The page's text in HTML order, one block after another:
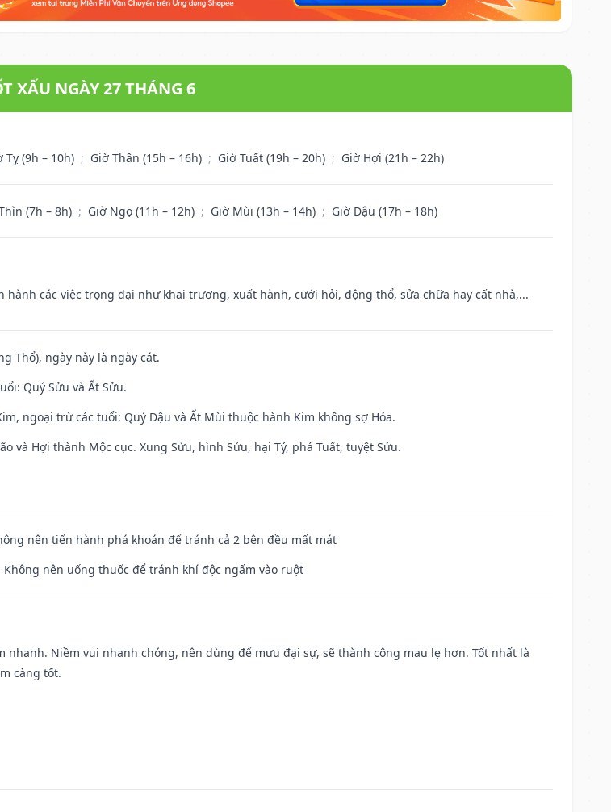
XẤU NGÀY 27 THÁNG 6
Tỵ (9h – 10h) ; Giờ Thân (15h – 16h) ; Giờ Tuất (19h – 20h) ; Giờ Hợi (21h – 22h)
(7h – 8h) ; Giờ Ngọ (11h – 12h) ; Giờ Mùi (13h – 14h) ; Giờ Dậu (17h – 18h)
hành các việc trọng đại như khai trương, xuất hành, cưới hỏi, động thổ, sửa chữa hay cất nhà,...
Thổ), ngày này là ngày cát.
Quý Sửu và Ất Sửu.
ngoại trừ các tuổi: Quý Dậu và Ất Mùi thuộc hành Kim không sợ Hỏa.
và Hợi thành Mộc cục. Xung Sửu, hình Sửu, hại Tý, phá Tuất, tuyệt Sửu.
nên tiến hành phá khoán để tránh cả 2 bên đều mất mát
Không nên uống thuốc để tránh khí độc ngấm vào ruột
nhanh. Niềm vui nhanh chóng, nên dùng để mưu đại sự, sẽ thành công mau lẹ hơn. Tốt nhất là
càng tốt.